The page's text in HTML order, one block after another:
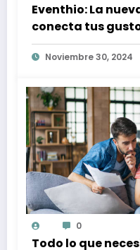
Eventhio: La
conecta tus
Spotify con
Noviembre 30, 2024
0
Todo lo que